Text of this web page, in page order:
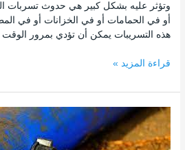
وتؤثر عليه بشكل كبير هي حدوث تسربات
أو في الحمامات أو في الخزانات أو في
هذه التسريبات يمكن أن تؤدي بمرور الوقت
قراءة المزيد »
طرق
الكشف
عن